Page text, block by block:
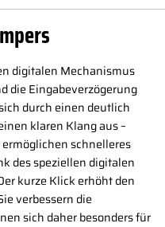
digitalen Mechanismus
die Eingabeverzögerung
durch einen deutlich
klaren Klang aus –
schnelleres
des speziellen digitalen
kurze Klick erhöht den
verbessern die
sich daher besonders für